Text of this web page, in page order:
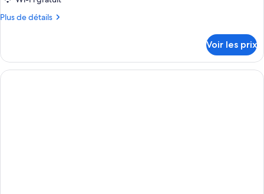
Plus de détails
Plus
le
type
de
Voir les prix